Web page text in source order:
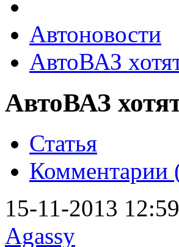
Автоновости
АвтоВАЗ
АвтоВАЗ
Статья
Комментарии
15-11-2013 12:59
Agassy